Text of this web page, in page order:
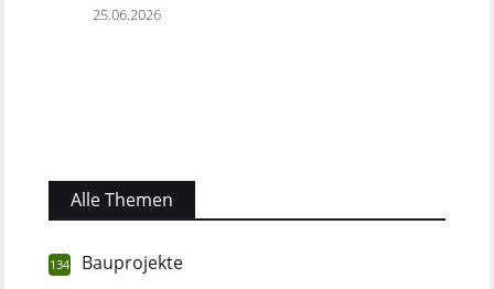
25.06.2026
Alle Themen
134 Bauprojekte